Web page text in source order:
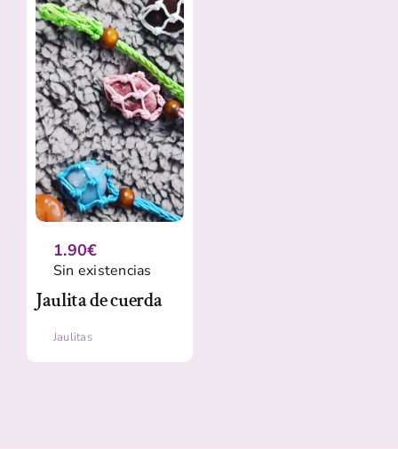
1.90€
Sin existencias
Jaulita de cuerda
Jaulitas